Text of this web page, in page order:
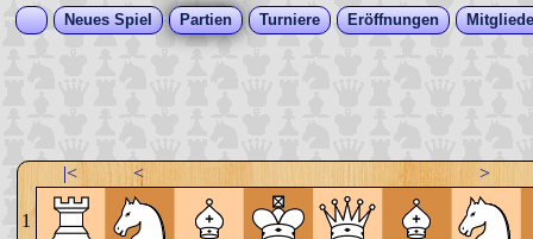
Neues Spiel Partien Turniere Eröffnungen
|< < >
1